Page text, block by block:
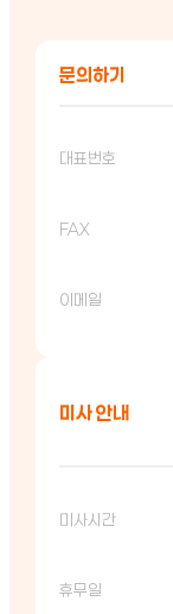
문의하기
대표번호
FAX
이메일
미사 안내
미사시간
휴무일